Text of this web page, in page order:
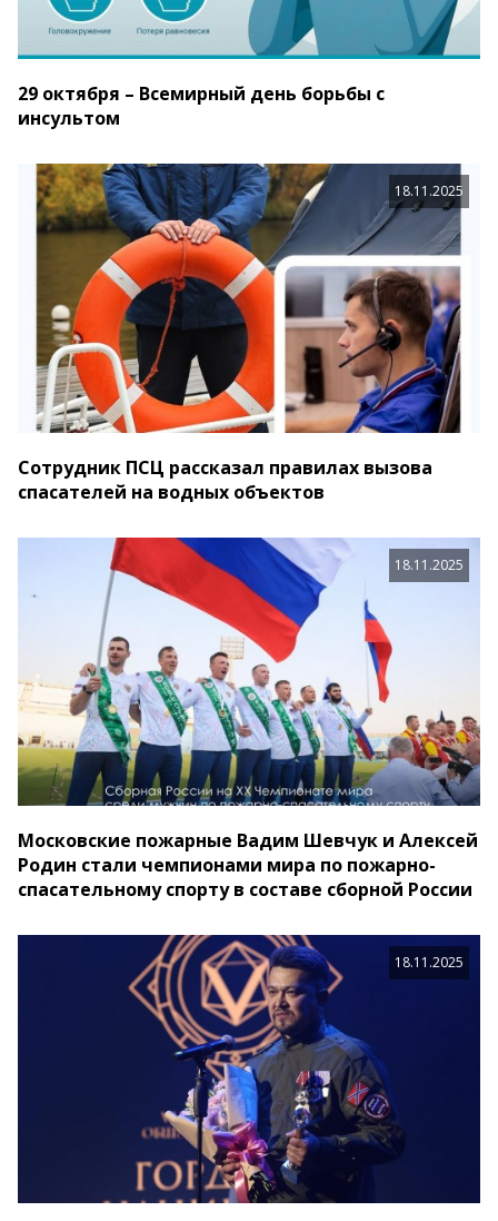
29 октября – Всемирный день борьбы с
инсультом
18.11.2025
Сотрудник ПСЦ рассказал правилах вызова
спасателей на водных объектов
18.11.2025
Московские пожарные Вадим Шевчук и Алексей
Родин стали чемпионами мира по пожарно-
спасательному спорту в составе сборной России
18.11.2025